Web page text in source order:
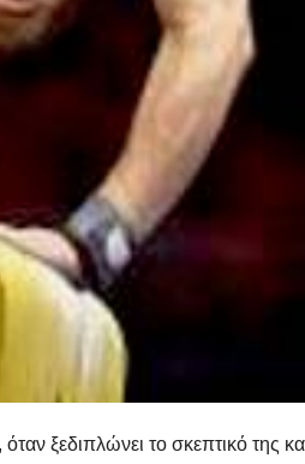
ξεδιπλώνει το σκεπτικό της